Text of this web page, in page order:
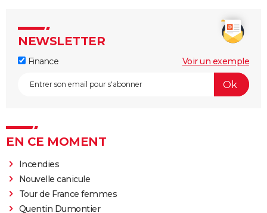
NEWSLETTER
Finance Voir un exemple
EN CE MOMENT
Incendies
Nouvelle canicule
Tour de France femmes
Quentin Dumontier